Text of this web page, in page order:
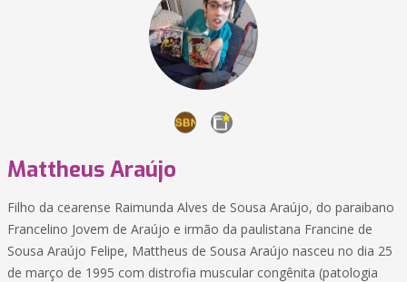
Mattheus Araújo
Filho da cearense Raimunda Alves de Sousa Araújo, do paraibano
Francelino Jovem de Araújo e irmão da paulistana Francine de
Sousa Araújo Felipe, Mattheus de Sousa Araújo nasceu no dia 25
de março de 1995 com distrofia muscular congênita (patologia